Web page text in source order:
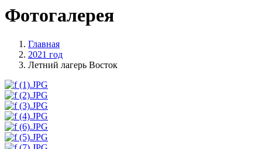
Фотогалерея
Главная
2021 год
Летний лагерь Восток